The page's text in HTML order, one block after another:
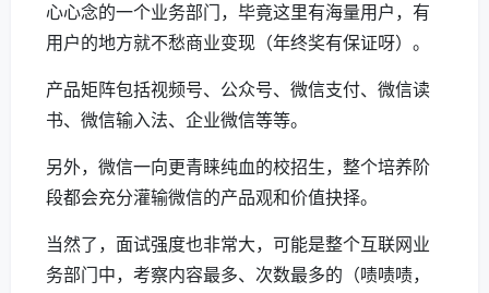
心心念的一个业务部门，毕竟这里有海量用户，有
用户的地方就不愁商业变现（年终奖有保证呀）。
产品矩阵包括视频号、公众号、微信支付、微信读
书、微信输入法、企业微信等等。
另外，微信一向更青睐纯血的校招生，整个培养阶
段都会充分灌输微信的产品观和价值抉择。
当然了，面试强度也非常大，可能是整个互联网业
务部门中，考察内容最多、次数最多的（啧啧啧，